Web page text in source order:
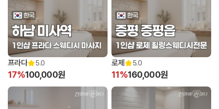
프라다 5.0
17%100,000원
로제 5.0
11%160,000원